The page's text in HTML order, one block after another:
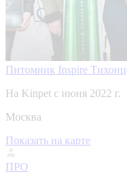
Питомник Inspire
На Kinpet c июня 2022 г.
Москва
Показать на карте
ПРО